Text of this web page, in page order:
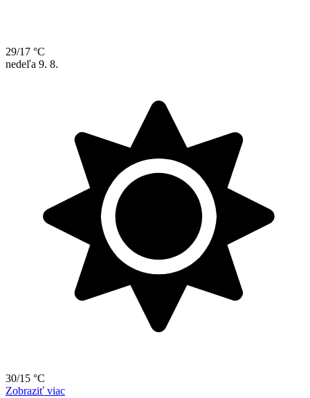
29/17 °C
nedeľa 9. 8.
30/15 °C
Zobraziť viac